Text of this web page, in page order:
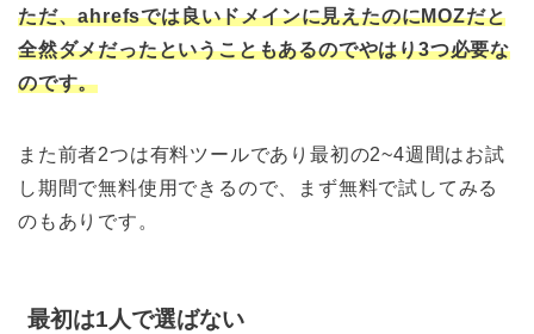
ただ、ahrefsでは良いドメインに見えたのにMOZだと
全然ダメだったということもあるのでやはり3つ必要な
のです。
また前者2つは有料ツールであり最初の2~4週間はお試
し期間で無料使用できるので、まず無料で試してみる
のもありです。
最初は1人で選ばない